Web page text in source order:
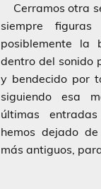
Cerramos otra
siempre figuras
posiblemente la
dentro del sonido
y bendecido por
siguiendo esa
últimas
hemos dejado
más antiguos,